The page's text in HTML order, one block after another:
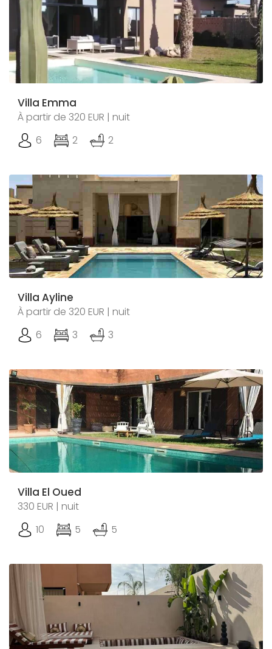
Villa Emma
À partir de 320 EUR | nuit
6
2 2
Villa Ayline
À partir de 320 EUR | nuit
6
3 3
Villa El Oued
330 EUR | nuit
10
5 5